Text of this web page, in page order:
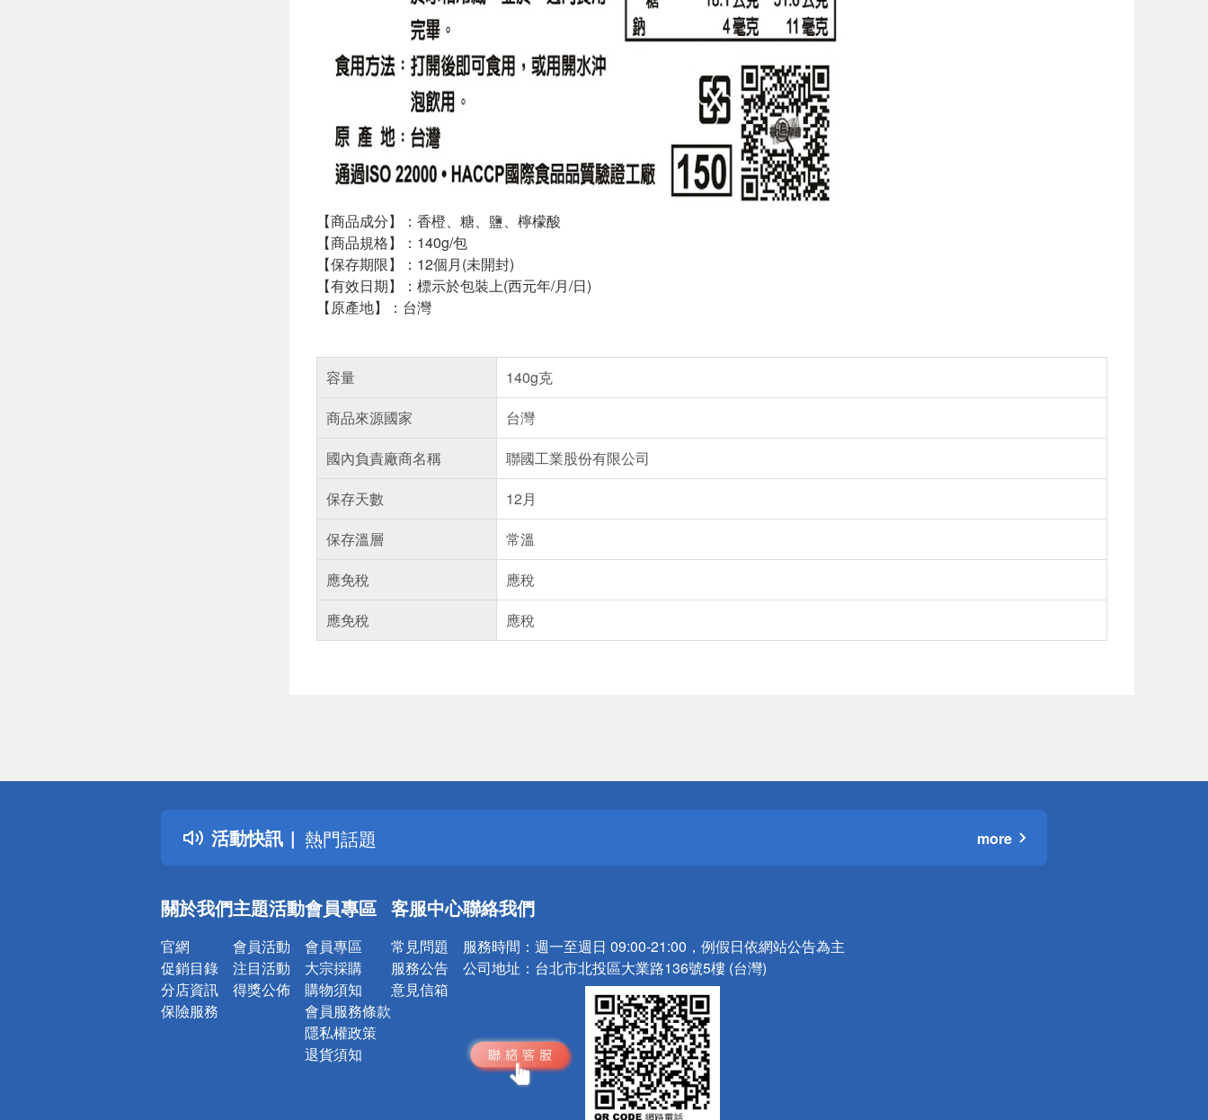
【商品成分】：香橙、糖、鹽、檸檬酸
【商品規格】：140g/包
【保存期限】：12個月(未開封)
【有效日期】：標示於包裝上(西元年/月/日)
【原產地】：台灣
容量
140g克
商品來源國家
台灣
國內負責廠商名稱
聯國工業股份有限公司
保存天數
12月
保存溫層
常溫
應免稅
應稅
應免稅
應稅
活動快訊
詐騙網頁！請小心！
得獎公告
熱門話題
銀行優惠
詐騙網頁！請小心！
more
關於我們
官網
促銷目錄
分店資訊
保險服務
主題活動
會員活動
注目活動
得獎公佈
會員專區
會員專區
大宗採購
購物須知
會員服務條款
隱私權政策
退貨須知
客服中心
常見問題
服務公告
意見信箱
聯絡我們
服務時間： 週一至週日 09:00-21:00，例假日依網站公告為主
公司地址： 台北市北投區大業路136號5樓 (台灣)